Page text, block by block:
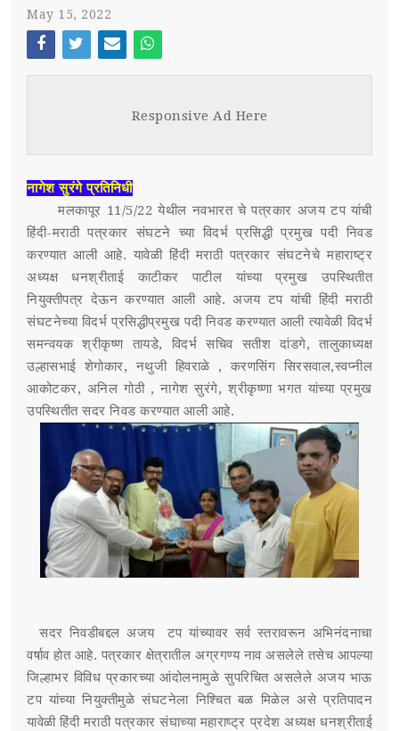
स्पर्धा परीक्षा
POST WITH LEFT SIDEBAR
POST WITHOUT SIDEBAR
SUB MENU 3
PARENTAL MENU
PARENTAL MENU
PARENTAL MENU
PARENTAL MENU
SUB MENU 4
May 15, 2022
Face
Twi
Ema
Wh
Responsive Ad Here
नागेश सुरंगे प्रतिनिधी
मलकापूर 11/5/22 येथील नवभारत चे पत्रकार अजय टप यांची
हिंदी-मराठी पत्रकार संघटने च्या विदर्भ प्रसिद्धी प्रमुख पदी निवड
करण्यात आली आहे. यावेळी हिंदी मराठी पत्रकार संघटनेचे महाराष्ट्र
अध्यक्ष धनश्रीताई काटीकर पाटील यांच्या प्रमुख उपस्थितीत
नियुक्तीपत्र देऊन करण्यात आली आहे. अजय टप यांची हिंदी मराठी
संघटनेच्या विदर्भ प्रसिद्धीप्रमुख पदी निवड करण्यात आली त्यावेळी विदर्भ
समन्वयक श्रीकृष्ण तायडे, विदर्भ सचिव सतीश दांडगे, तालुकाध्यक्ष
उल्हासभाई शेगोकार, नथुजी हिवराळे , करणसिंग सिरसवाल,स्वप्नील
आकोटकर, अनिल गोठी , नागेश सुरंगे, श्रीकृष्णा भगत यांच्या प्रमुख
उपस्थितीत सदर निवड करण्यात आली आहे.
सदर निवडीबद्दल अजय टप यांच्यावर सर्व स्तरावरून अभिनंदनाचा
वर्षाव होत आहे. पत्रकार क्षेत्रातील अग्रगण्य नाव असलेले तसेच आपल्या
जिल्हाभर विविध प्रकारच्या आंदोलनामुळे सुपरिचित असलेले अजय भाऊ
टप यांच्या नियुक्तीमुळे संघटनेला निश्चित बळ मिळेल असे प्रतिपादन
यावेळी हिंदी मराठी पत्रकार संघाच्या महाराष्ट्र प्रदेश अध्यक्ष धनश्रीताई